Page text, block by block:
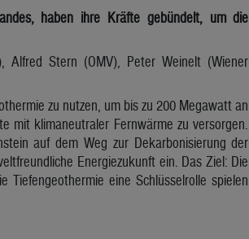
haben ihre Kräfte gebündelt, um die
Alfred Stern (OMV), Peter Weinelt (Wiener
zu nutzen, um bis zu 200 Megawatt an
mit klimaneutraler Fernwärme zu versorgen.
auf dem Weg zur Dekarbonisierung der
Energiezukunft ein. Das Ziel: Die
eine Schlüsselrolle spielen